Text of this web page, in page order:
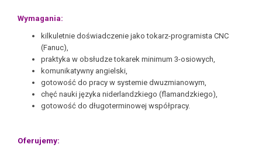
Wymagania:
kilkuletnie doświadczenie jako tokarz-programista CNC
(Fanuc),
praktyka w obsłudze tokarek minimum 3-osiowych,
komunikatywny angielski,
gotowość do pracy w systemie dwuzmianowym,
chęć nauki języka niderlandzkiego (flamandzkiego),
gotowość do długoterminowej współpracy.
Oferujemy: